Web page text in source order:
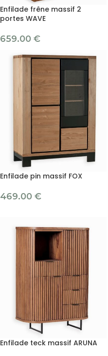
Enfilade frêne massif 2
portes WAVE
659.00 €
Enfilade pin massif FOX
469.00 €
Enfilade teck massif ARUNA